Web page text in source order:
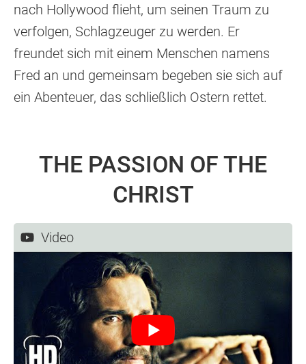
nach Hollywood flieht, um seinen Traum zu
verfolgen, Schlagzeuger zu werden. Er
freundet sich mit einem Menschen namens
Fred an und gemeinsam begeben sie sich auf
ein Abenteuer, das schließlich Ostern rettet.
THE PASSION OF THE
CHRIST
Video